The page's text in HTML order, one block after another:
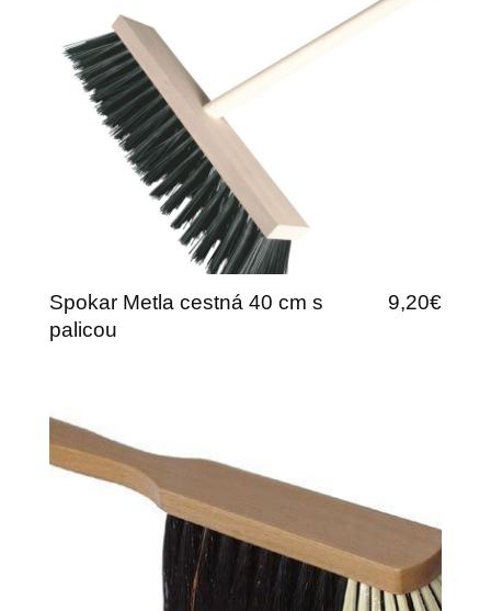
Spokar Metla cestná 40 cm s
palicou
9,20€